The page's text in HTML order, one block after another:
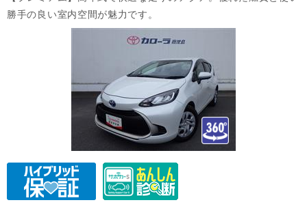
勝手の良い室内空間が魅力です。